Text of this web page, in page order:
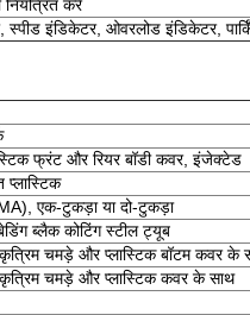
नियंत्रित करें
स्पीड इंडिकेटर, ओवरलोड इंडिकेटर,
फ्रंट और रियर बॉडी कवर, इंजेक्टेड
प्लास्टिक
एक-टुकड़ा या दो-टुकड़ा
ब्लैक कोटिंग स्टील ट्यूब
चमड़े और प्लास्टिक बॉटम कवर के
चमड़े और प्लास्टिक कवर के साथ